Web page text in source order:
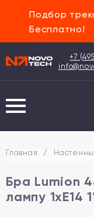
Подбор
Бесплатно!
+7
Главная /
Бра Lumion
лампу 1xE14